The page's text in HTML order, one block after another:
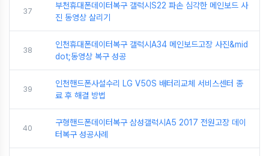
37
부천휴대폰데이터복구 갤럭시S22 파손 심각한 메인보드 사
진 동영상 살리기
38
인천휴대폰데이터복구 갤럭시A34 메인보드고장 사진&mid
dot;동영상 복구 성공
39
인천핸드폰사설수리 LG V50S 배터리교체 서비스센터 종
료 후 해결 방법
40
구형핸드폰데이터복구 삼성갤럭시A5 2017 전원고장 데이
터복구 성공사례